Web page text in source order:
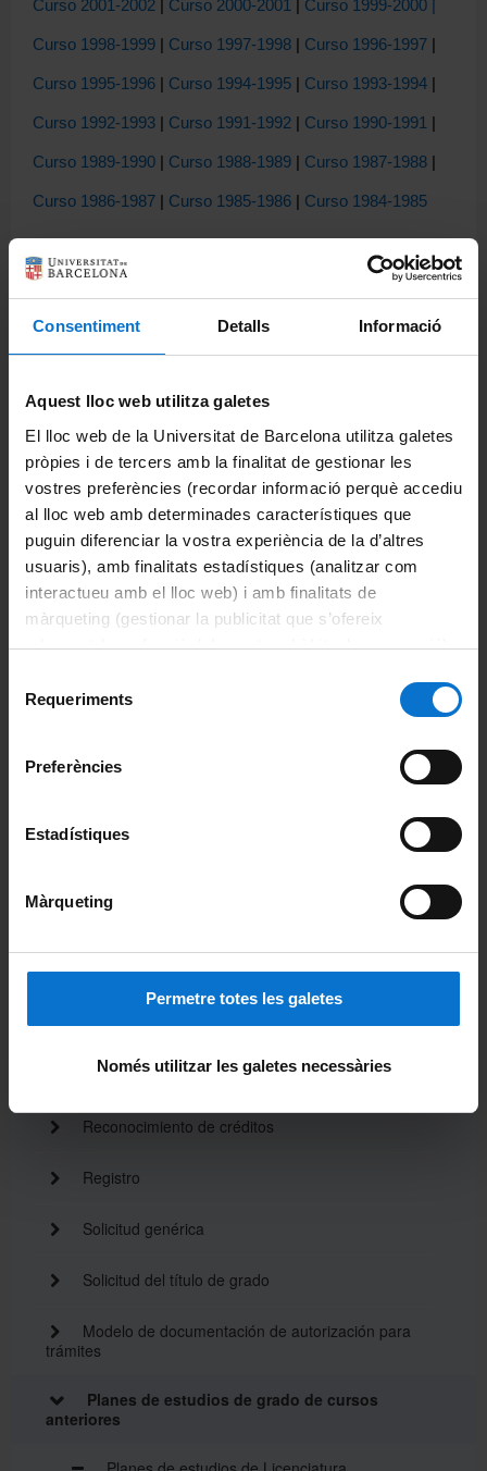
Consentiment Detalls Informació
Aquest lloc web utilitza galetes
El lloc web de la Universitat de Barcelona utilitza galetes
pròpies i de tercers amb la finalitat de gestionar les
vostres preferències (recordar informació perquè accediu
al lloc web amb determinades característiques que
puguin diferenciar la vostra experiència de la d’altres
usuaris), amb finalitats estadístiques (analitzar com
interactueu amb el lloc web) i amb finalitats de
màrqueting (gestionar la publicitat que s’ofereix
adequant-la en funció dels vostres hàbits de navegació).
consultar laPolítica de galetes del lloc web de la
Requeriments
Preferències
Estadístiques
Màrqueting
Permetre totes les galetes
Només utilitzar les galetes necessàries
Trámites académicos y administrativos
Grado
Acceso al Grado de Filosofía
Acreditación de lengua extranjera en los estudios
Evaluación única
Convocatoria extraordinaria de final de estudios
Modificación de datos personales
Premios extraordinarios
Reactivar recibo caducado
Reconocimiento de créditos
Registro
Solicitud genérica
Solicitud del título de grado
Modelo de documentación de autorización para
trámites
Planes de estudios de grado de cursos
anteriores
Curso 2001-2002 Curso 2000-2001 Curso 1999-2000
Curso 1998-1999 Curso 1997-1998 Curso 1996-1997
Curso 1995-1996 Curso 1994-1995 Curso 1993-1994
Curso 1992-1993 Curso 1991-1992 Curso 1990-1991
Curso 1989-1990 Curso 1988-1989 Curso 1987-1988
Curso 1986-1987 Curso 1985-1986 Curso 1984-1985
Portales e intranets
Portal de estudiantes
Intranet (PDI y PTGAS)
Campus Virtual
Alumni UB